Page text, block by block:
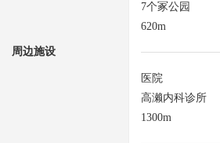
周边施设
7个冢公园
620m
医院
高濑内科诊所
1300m